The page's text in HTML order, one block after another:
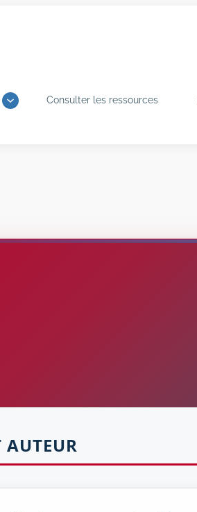
Consulter les ressources
AUTEUR